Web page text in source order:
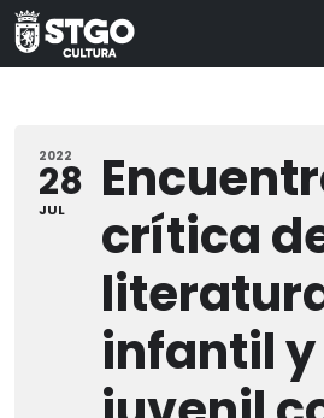
2022
28
JUL
crítica
infantil y